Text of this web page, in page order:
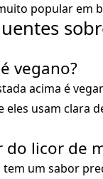
popular em
vegano?
acima é
usam clara
do licor de
um sabor